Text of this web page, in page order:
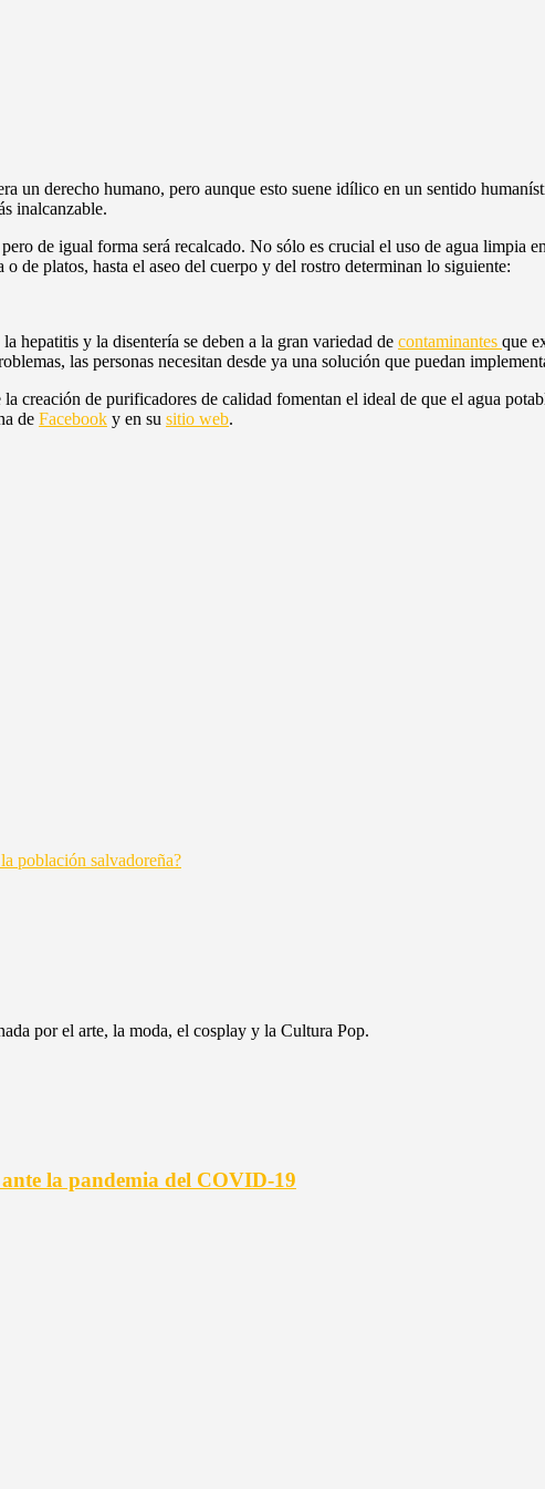
un derecho humano, pero aunque esto suene idílico en un sentido
inalcanzable.
de igual forma será recalcado. No sólo es crucial el uso de agua limpia
de platos, hasta el aseo del cuerpo y del rostro determinan lo siguiente:
hepatitis y la disentería se deben a la gran variedad de contaminantes que
las personas necesitan desde ya una solución que puedan
la creación de purificadores de calidad fomentan el ideal de que el agua
de Facebook y en su sitio web.
población salvadoreña?
por el arte, la moda, el cosplay y la Cultura Pop.
la pandemia del COVID-19